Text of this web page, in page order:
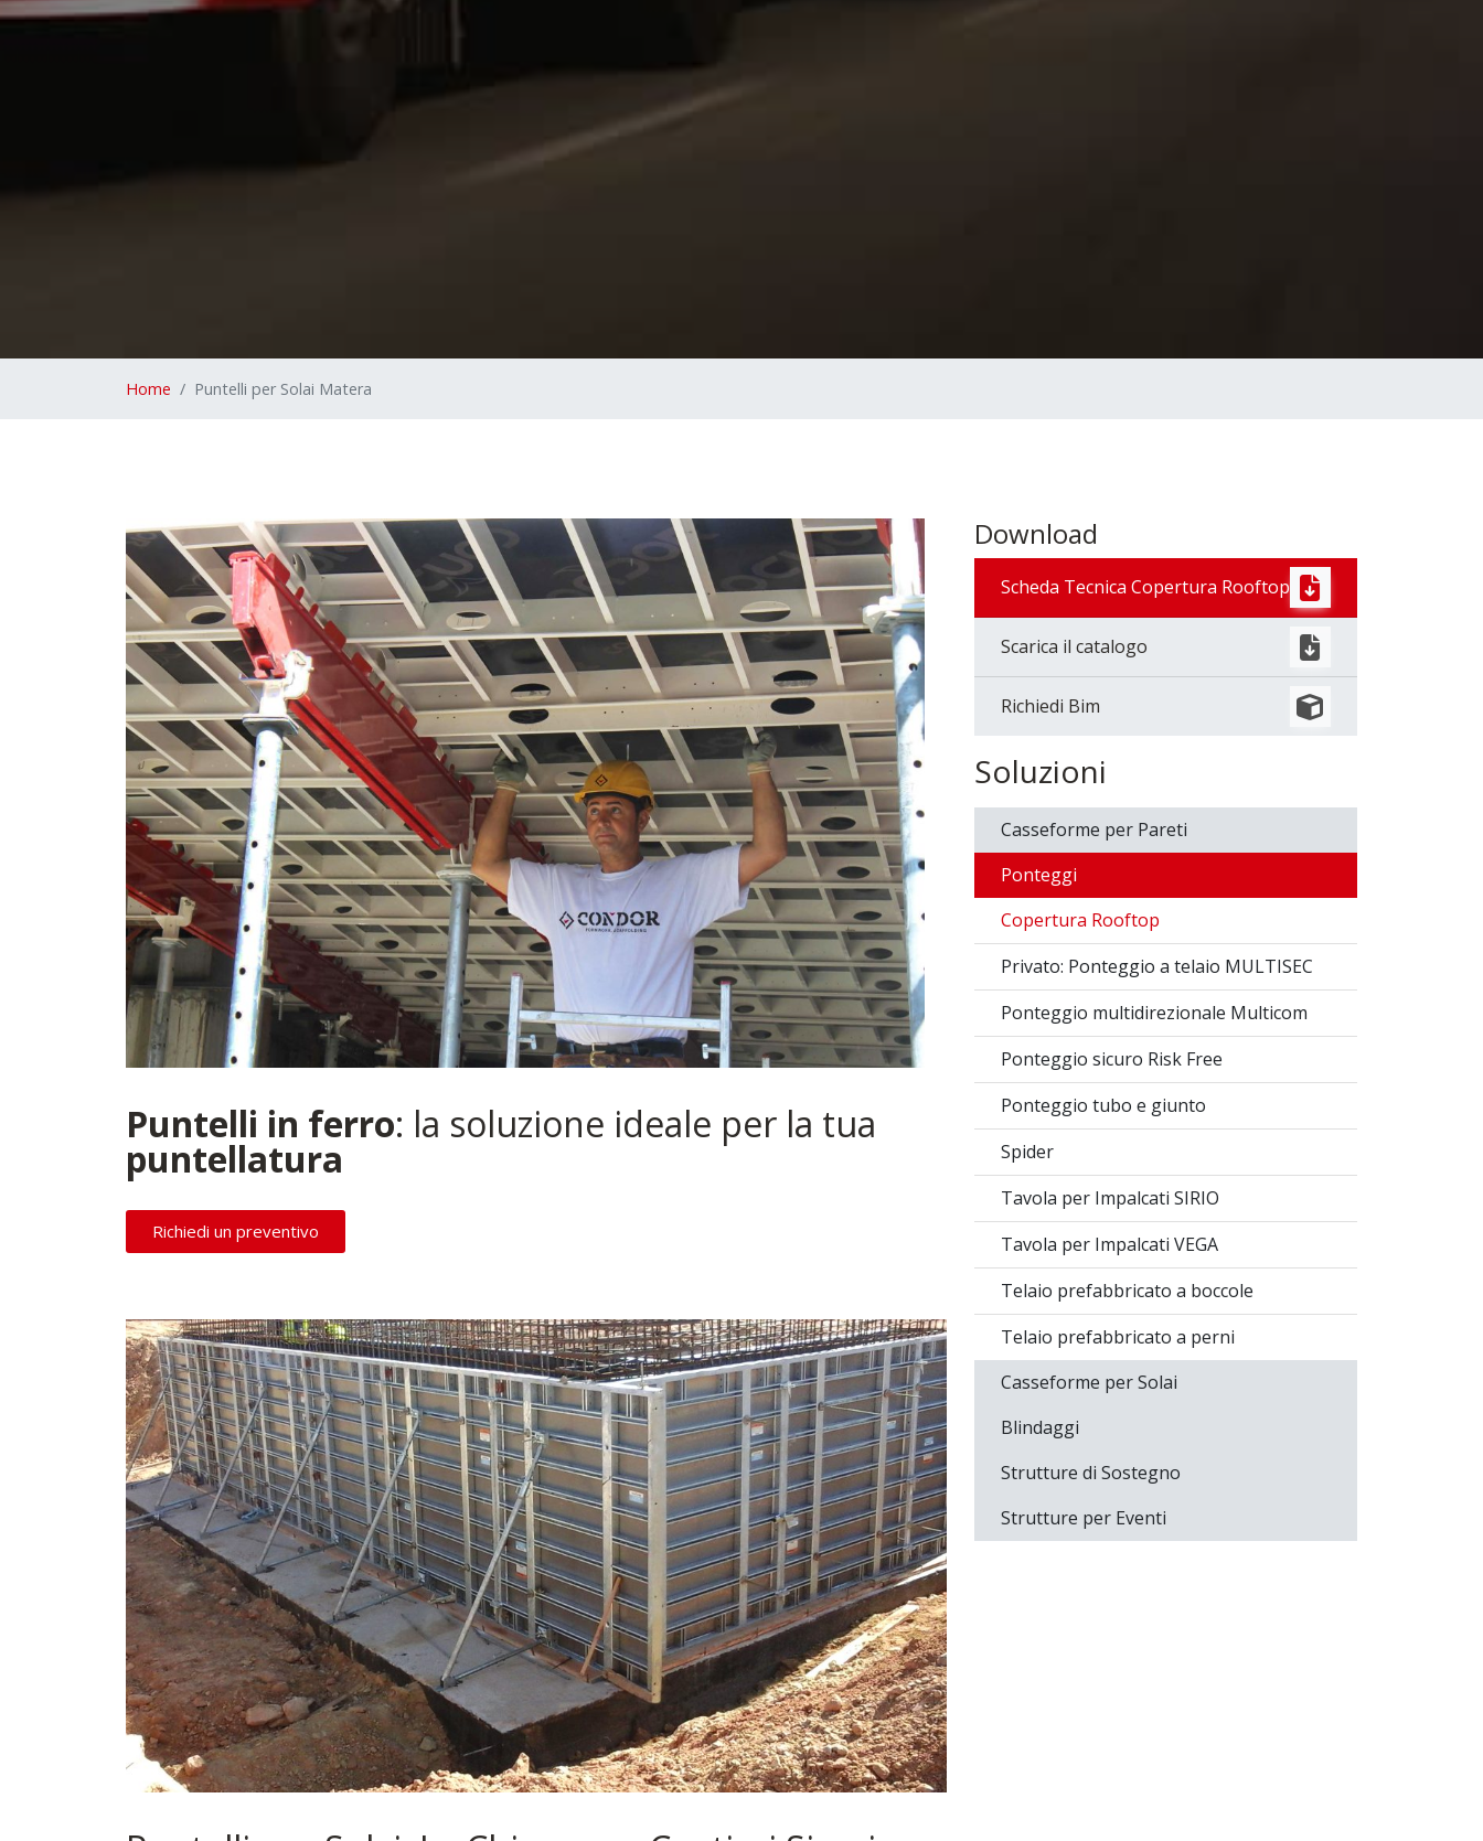
Home Puntelli per Solai Matera
Puntelli in ferro: la soluzione ideale per la tua
puntellatura
Richiedi un preventivo
Download
Scheda Tecnica Copertura Rooftop
Scarica il catalogo
Richiedi Bim
Soluzioni
Casseforme per Pareti
Ponteggi
Copertura Rooftop
Privato: Ponteggio a telaio MULTISEC
Ponteggio multidirezionale Multicom
Ponteggio sicuro Risk Free
Ponteggio tubo e giunto
Spider
Tavola per Impalcati SIRIO
Tavola per Impalcati VEGA
Telaio prefabbricato a boccole
Telaio prefabbricato a perni
Casseforme per Solai
Blindaggi
Strutture di Sostegno
Strutture per Eventi